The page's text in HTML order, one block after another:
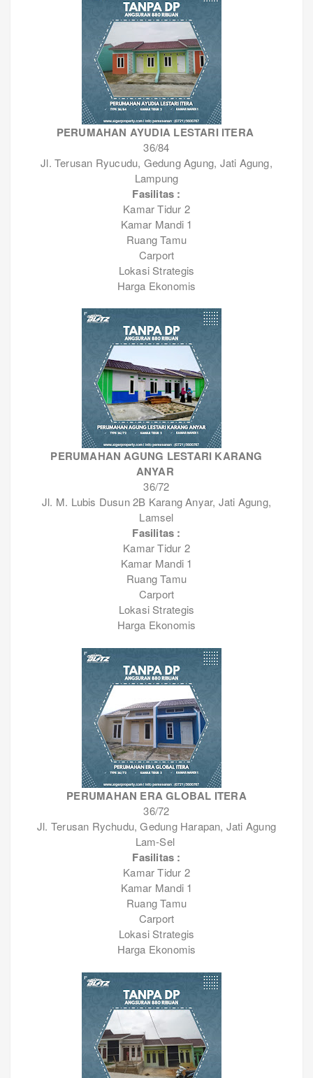
PERUMAHAN AYUDIA LESTARI ITERA
36/84
Jl. Terusan Ryucudu, Gedung Agung, Jati Agung,
Lampung
Fasilitas :
Kamar Tidur 2
Kamar Mandi 1
Ruang Tamu
Carport
Lokasi Strategis
Harga Ekonomis
PERUMAHAN AGUNG LESTARI KARANG
ANYAR
36/72
Jl. M. Lubis Dusun 2B Karang Anyar, Jati Agung,
Lamsel
Fasilitas :
Kamar Tidur 2
Kamar Mandi 1
Ruang Tamu
Carport
Lokasi Strategis
Harga Ekonomis
PERUMAHAN ERA GLOBAL ITERA
36/72
Jl. Terusan Rychudu, Gedung Harapan, Jati Agung
Lam-Sel
Fasilitas :
Kamar Tidur 2
Kamar Mandi 1
Ruang Tamu
Carport
Lokasi Strategis
Harga Ekonomis